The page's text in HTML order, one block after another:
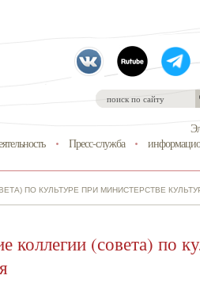
Пресс-служба
ПО КУЛЬТУРЕ ПРИ МИНИСТЕРСТВЕ
коллегии (совета) по